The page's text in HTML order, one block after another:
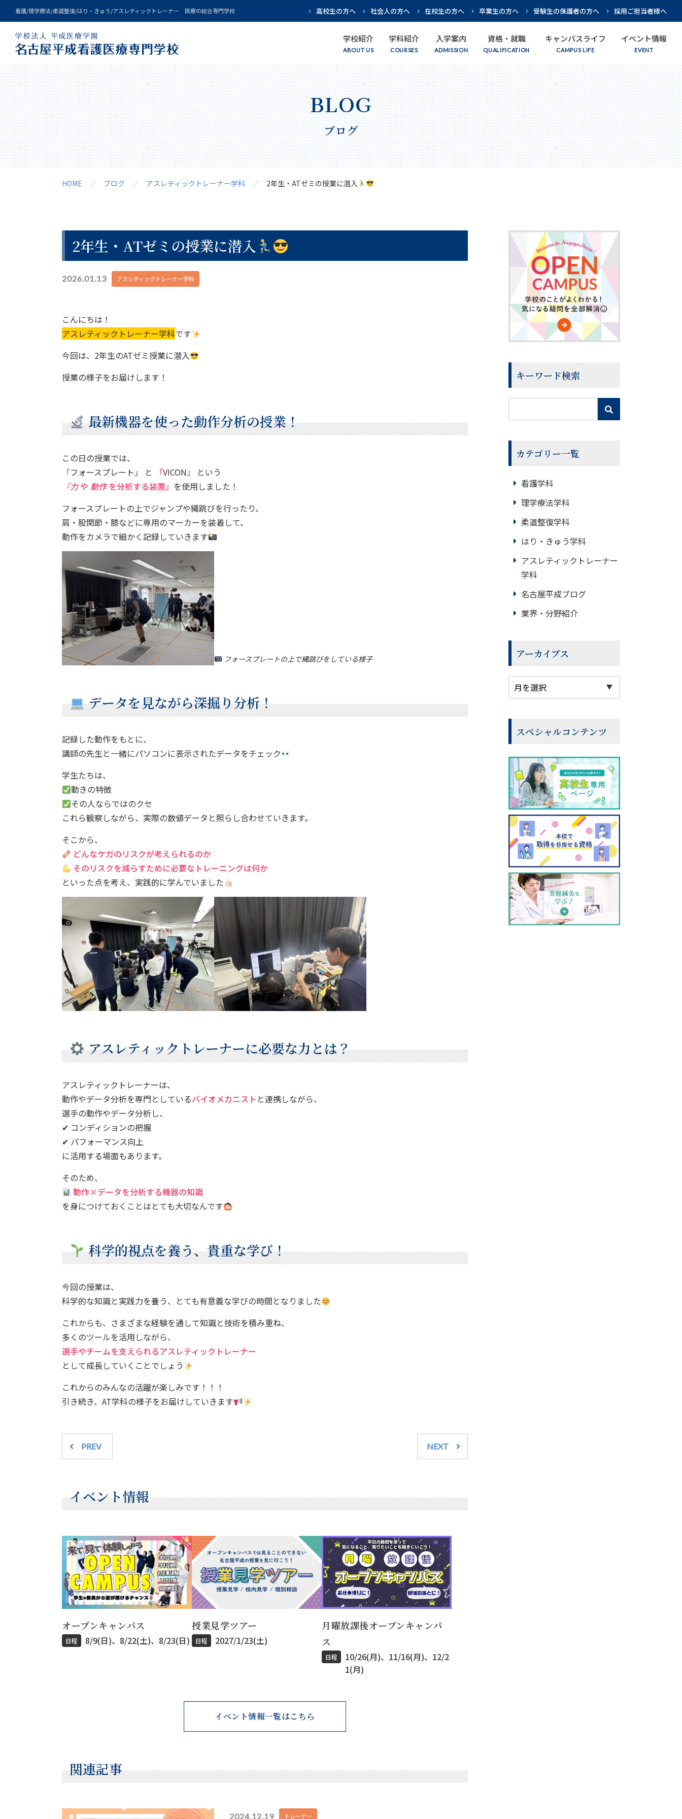
看護/理学療法/柔道整復/はり・きゅう/アスレティックトレーナー 医療の総合専門学校 高校生の方へ 社会人の方へ 在校生の方へ 卒業生の方へ 受験生の保護者の方へ 採用ご担当者様へ
学校紹介
About us 学校紹介
理事長・校長挨拶 教育方針・理念
アクセス グループ校紹介
学科紹介
Courses 学科紹介
学科紹介 トップ 看護学科
理学療法学科 柔道整復学科
はり・きゅう学科 アスレティックトレーナー学科
入学案内
Admission 入学案内
募集要項 入試要項
AO入試 入試日程
学費・奨学金
資格・就職
Qualification 資格・就職
Wライセンス 取得を目指せる資格
キャリア・就職
キャンパスライフ
Campuslife キャンパスライフ
キャンパスライフ 先生紹介
学生生活サポート 施設・設備紹介
在校生・卒業生インタビュー 数字でわかる名古屋平成看護医療専門学校
イベント情報
Event イベント情報
イベント情報 トップ オープンキャンパス
WEB個別相談 個別相談
スペシャルイベント
ブログ
HOME ブログ アスレティックトレーナー学科 2年生・ATゼミの授業に潜入
2年生・ATゼミの授業に潜入
2026.01.13 アスレティックトレーナー学科
こんにちは！
アスレティックトレーナー学科です
今回は、2年生のATゼミ授業に潜入
授業の様子をお届けします！
最新機器を使った動作分析の授業！
この日の授業では、
「フォースプレート」 と 「VICON」
という
『力や 動作を分析する装置』 を使用しました！
フォースプレートの上でジャンプや縄跳びを行ったり、
肩・股関節・膝などに専用のマーカーを装着して、
動作をカメラで細かく記録していきます
フォースプレートの上で縄跳びをしている様子
データを見ながら深掘り分析！
記録した動作をもとに、
講師の先生と一緒にパソコンに表示されたデータをチェック
学生たちは、
動きの特徴
その人ならではのクセ
これら観察しながら、実際の数値データと照らし合わせていきます。
そこから、
どんなケガのリスクが考えられるのか
そのリスクを減らすために必要なトレーニングは何か
といった点を考え、実践的に学んでいました
アスレティックトレーナーに必要な力とは？
アスレティックトレーナーは、
動作やデータ分析を専門としているバイオメカニスト と連携しながら、
選手の動作やデータ分析し、
✔ コンディションの把握
✔ パフォーマンス向上
に活用する場面もあります。
そのため、
動作×データを分析する機器の知識
を身につけておくことはとても大切なんです
科学的視点を養う、貴重な学び！
今回の授業は、
科学的な知識と実践力を養う、とても有意義な学びの時間となりました
これからも、さまざまな経験を通して知識と技術を積み重ね、
多くのツールを活用しながら、
選手やチームを支えられるアスレティックトレーナー
として成長していくことでしょう
これからのみんなの活躍が楽しみです！！！
引き続き、AT学科の様子をお届けしていきます
PREV NEXT
イベント情報
オープンキャンパス
日程 8/9(日)、8/22(土)、8/23(日)
授業見学ツアー
日程 2027/1/23(土)
月曜放課後オープンキャンパ
ス
日程
10/26(月)、11/16(月)、12/2
1(月)
イベント情報一覧はこちら
関連記事
2024.12.19 トレーナー
キーワード検索
カテゴリー一覧
看護学科
理学療法学科
柔道整復学科
はり・きゅう学科
アスレティックトレーナー
学科
名古屋平成ブログ
業界・分野紹介
アーカイブス
スペシャルコンテンツ